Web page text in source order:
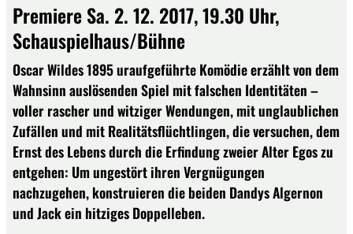
Premiere Sa. 2. 12. 2017, 19.30 Uhr,
Schauspielhaus/Bühne
Oscar Wildes 1895 uraufgeführte Komödie erzählt von dem
Wahnsinn auslösenden Spiel mit falschen Identitäten –
voller rascher und witziger Wendungen, mit unglaublichen
Zufällen und mit Realitätsflüchtlingen, die versuchen, dem
Ernst des Lebens durch die Erfindung zweier Alter Egos zu
entgehen: Um ungestört ihren Vergnügungen
nachzugehen, konstruieren die beiden Dandys Algernon
und Jack ein hitziges Doppelleben.